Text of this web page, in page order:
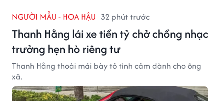
NGƯỜI MẪU - HOA HẬU 32 phút trước
Thanh Hằng lái xe tiền tỷ chở chồng nhạc
trưởng hẹn hò riêng tư
Thanh Hằng thoải mái bày tỏ tình cảm dành cho ông
xã.